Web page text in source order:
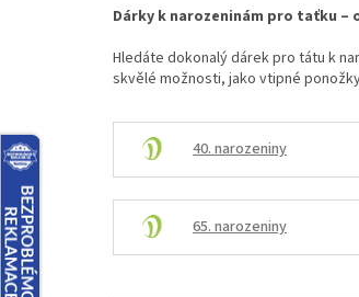
Dárky k narozeninám pro taťku
Hledáte dokonalý dárek pro tátu k
skvělé možnosti, jako vtipné
40. narozeniny
65. narozeniny